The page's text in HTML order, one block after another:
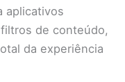
aplicativos
de conteúdo,
da experiência